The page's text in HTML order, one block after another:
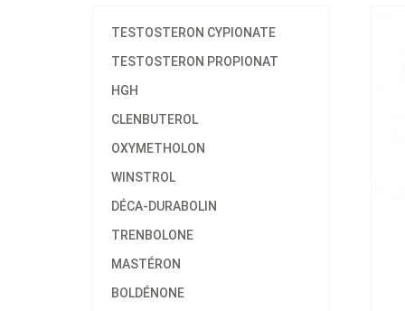
TESTOSTERON CYPIONATE
TESTOSTERON PROPIONAT
HGH
CLENBUTEROL
OXYMETHOLON
WINSTROL
DÉCA-DURABOLIN
TRENBOLONE
MASTÉRON
BOLDÉNONE